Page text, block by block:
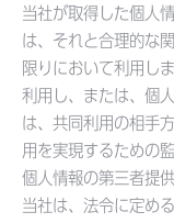
当社が取得した個人
は、それと合理的な
限りにおいて利用し
利用し、または、個
は、共同利用の相手
用を実現するための
個人情報の第三者提供
当社は、法令に定め